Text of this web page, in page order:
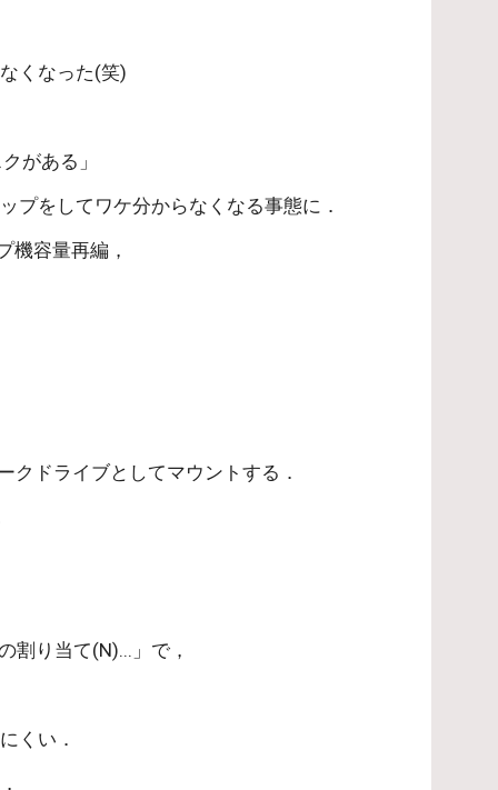
くなった(笑)
がある」
プをしてワケ分からなくなる事態に．
機容量再編，
クドライブとしてマウントする．
割り当て(N)...」で，
くい．